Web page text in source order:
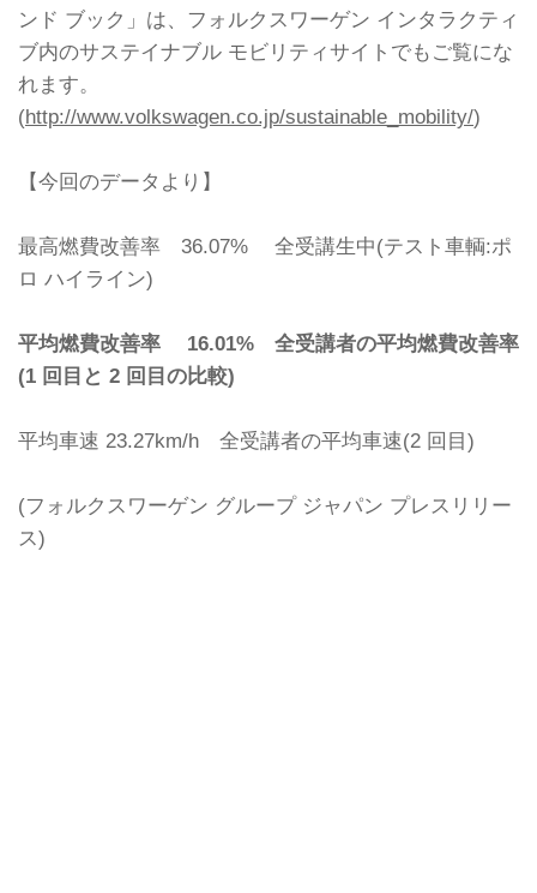
ンド ブック」は、フォルクスワーゲン インタラクティ
ブ内のサステイナブル モビリティサイトでもご覧にな
れます。
(http://www.volkswagen.co.jp/sustainable_mobility/)
【今回のデータより】
最高燃費改善率 36.07% 全受講生中(テスト車輌:ポ
ロ ハイライン)
平均燃費改善率 16.01% 全受講者の平均燃費改善率
(1 回目と 2 回目の比較)
平均車速 23.27km/h 全受講者の平均車速(2 回目)
(フォルクスワーゲン グループ ジャパン プレスリリー
ス)